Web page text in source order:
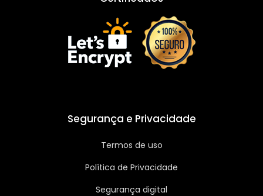
Segurança e Privacidade
Termos de uso
Política de Privacidade
Segurança digital